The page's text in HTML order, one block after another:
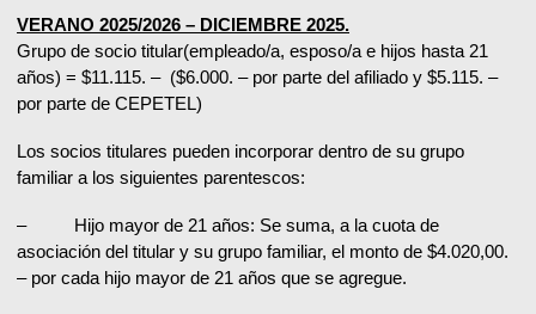
VERANO 2025/2026 – DICIEMBRE 2025.
Grupo de socio titular(empleado/a, esposo/a e hijos hasta 21
años) = $11.115. – ($6.000. – por parte del afiliado y $5.115. –
por parte de CEPETEL)
Los socios titulares pueden incorporar dentro de su grupo
familiar a los siguientes parentescos:
– Hijo mayor de 21 años: Se suma, a la cuota de
asociación del titular y su grupo familiar, el monto de $4.020,00.
– por cada hijo mayor de 21 años que se agregue.